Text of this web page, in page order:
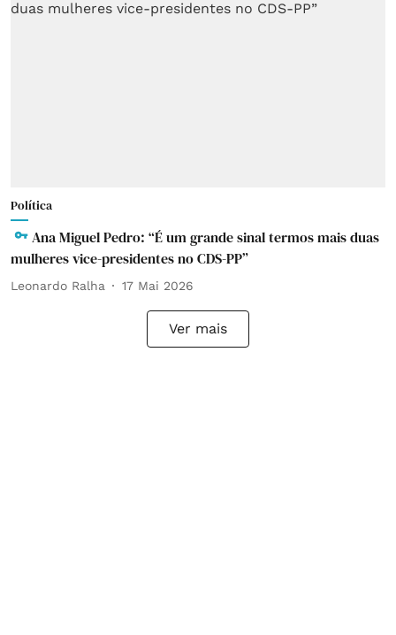
Política
Ana Miguel Pedro: “É um grande sinal termos mais duas
mulheres vice-presidentes no CDS-PP”
Leonardo Ralha 17 Mai 2026
Ver mais